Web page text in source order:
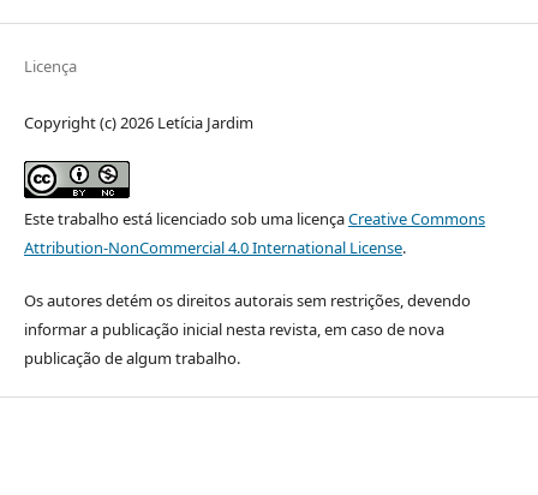
Licença
Copyright (c) 2026 Letícia Jardim
Este trabalho está licenciado sob uma licençaCreative Commons
Attribution-NonCommercial 4.0 International License.
Os autores detém os direitos autorais sem restrições, devendo
informar a publicação inicial nesta revista, em caso de nova
publicação de algum trabalho.